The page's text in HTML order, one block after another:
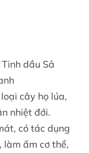
dầu Sả
cây họ lúa,
nhiệt đới.
có tác dụng
làm ấm cơ thể,